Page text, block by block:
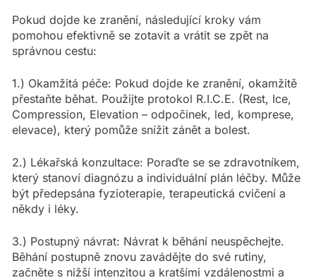
Pokud dojde ke zranění, následující kroky vám
pomohou efektivně se zotavit a vrátit se zpět na
správnou cestu:
1.) Okamžitá péče: Pokud dojde ke zranění, okamžitě
přestaňte běhat. Použijte protokol R.I.C.E. (Rest, Ice,
Compression, Elevation – odpočinek, led, komprese,
elevace), který pomůže snížit zánět a bolest.
2.) Lékařská konzultace: Poraďte se se zdravotníkem,
který stanoví diagnózu a individuální plán léčby. Může
být předepsána fyzioterapie, terapeutická cvičení a
někdy i léky.
3.) Postupný návrat: Návrat k běhání neuspěchejte.
Běhání postupně znovu zavádějte do své rutiny,
začněte s nižší intenzitou a kratšími vzdálenostmi a